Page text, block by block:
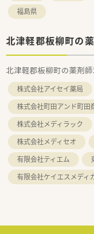
福島県
北津軽郡板柳町の
北津軽郡板柳町の薬剤
株式会社アイセイ薬局
株式会社町田アンド町田
株式会社メディラック
株式会社メディセオ
有限会社ティエム
有限会社ケイエスメディ